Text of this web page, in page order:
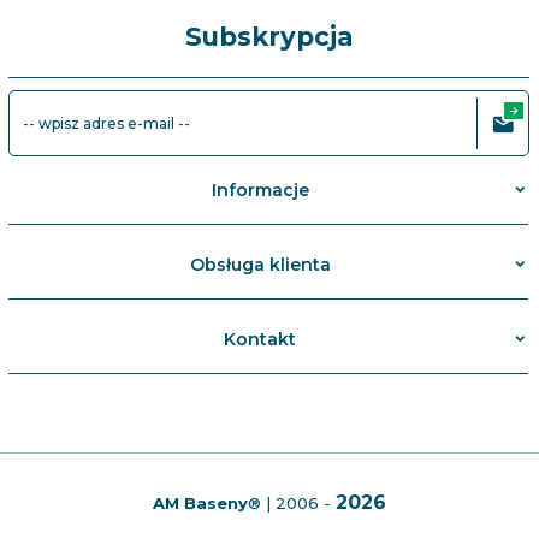
oraz przechowywanie i stosowanie preparatów
nagłych odchyleń.
Subskrypcja
-- wpisz adres e-mail --
Informacje
Obsługa klienta
Kontakt
AM Baseny® | 2006 - 2026